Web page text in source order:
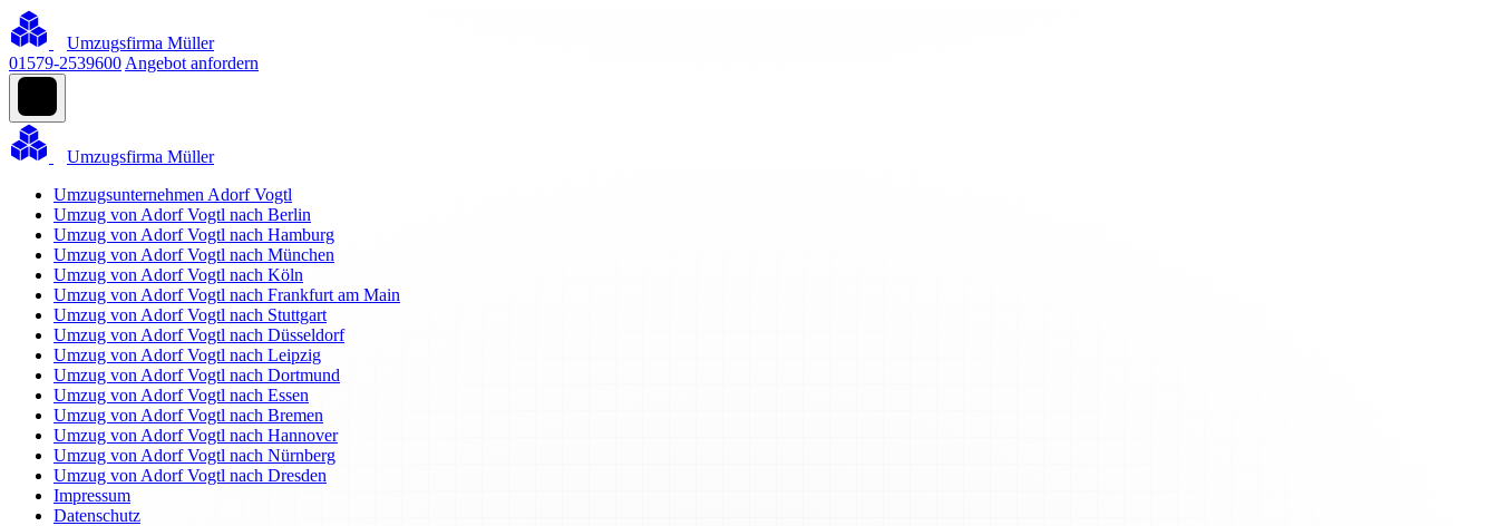
Umzugsfirma Müller
01579-2539600 Angebot anfordern
Umzugsfirma Müller
Umzugsunternehmen Adorf Vogtl
Umzug von Adorf Vogtl nach Berlin
Umzug von Adorf Vogtl nach Hamburg
Umzug von Adorf Vogtl nach München
Umzug von Adorf Vogtl nach Köln
Umzug von Adorf Vogtl nach Frankfurt am Main
Umzug von Adorf Vogtl nach Stuttgart
Umzug von Adorf Vogtl nach Düsseldorf
Umzug von Adorf Vogtl nach Leipzig
Umzug von Adorf Vogtl nach Dortmund
Umzug von Adorf Vogtl nach Essen
Umzug von Adorf Vogtl nach Bremen
Umzug von Adorf Vogtl nach Hannover
Umzug von Adorf Vogtl nach Nürnberg
Umzug von Adorf Vogtl nach Dresden
Impressum
Datenschutz